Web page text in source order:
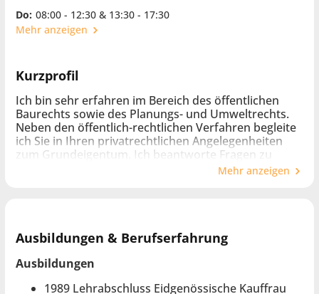
Do: 08:00 - 12:30 & 13:30 - 17:30
Mehr anzeigen
Kurzprofil
Ich bin sehr erfahren im Bereich des öffentlichen
Baurechts sowie des Planungs- und Umweltrechts.
Neben den öffentlich-rechtlichen Verfahren begleite
ich Sie in Ihren privatrechtlichen Angelegenheiten
zum Grundeigentum. Ich beantworte Fragen zu
Dienstbarkeiten und Eigentumsrechten, kläre
Probleme bei baurechtlichen Verträgen und biete
öffentlich-rechtliche Körperschaften.
Mehr anzeigen
Ausbildungen & Berufserfahrung
Ausbildungen
1989 Lehrabschluss Eidgenössische Kauffrau